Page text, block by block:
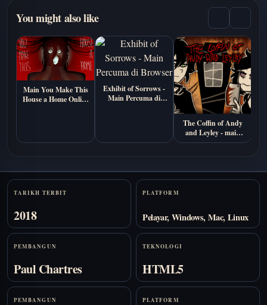
You might also like
Main You Make This
House a Home Online
Exhibit of Sorrows -
Main Percuma di
The Coffin of Andy
and Leyley - main
percuma online
Stats
TARIKH TERBIT
2018
PLATFORM
Pelayar, Windows, Mac, Linux
PEMBANGUN
Paul Chartres
TEKNOLOGI
HTML5
PEMBANGUN PLATFORM